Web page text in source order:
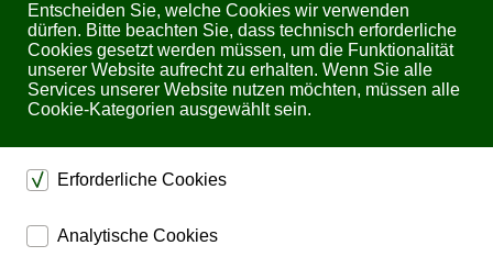
Entscheiden Sie, welche Cookies wir verwenden
dürfen. Bitte beachten Sie, dass technisch erforderliche
Cookies gesetzt werden müssen, um die Funktionalität
unserer Website aufrecht zu erhalten. Wenn Sie alle
Services unserer Website nutzen möchten, müssen alle
Cookie-Kategorien ausgewählt sein.
Erforderliche Cookies
dienen dem technischen einwandfreien Betrieb unserer
Website.
Analytische Cookies
TFT Konsole CL6700 DVI LCD von Aten